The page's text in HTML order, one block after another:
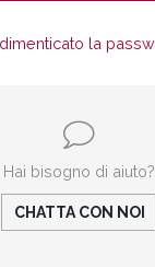
la
Hai bisogno di aiuto?
CHATTA CON NOI